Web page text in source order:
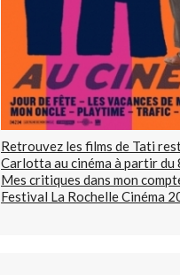
Retrouvez les films de Tati
Carlotta au cinéma à partir
Mes critiques dans mon
Festival La Rochelle Cinéma